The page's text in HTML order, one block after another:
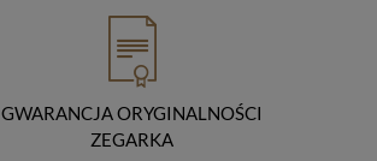
GWARANCJA ORYGINALNOŚCI
ZEGARKA